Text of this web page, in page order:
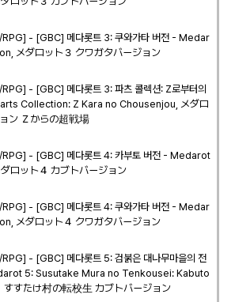
- [GBC] 메다롯트 3: 쿠와가타 버전 - Medar
メダロット３ クワガタバージョン
- [GBC] 메다롯트 3: 파츠 콜렉션: Z로부터의
Collection: Z Kara no Chousenjou, メダロ
ン Ｚからの超戦場
RPG] - [GBC] 메다롯트 4: 카부토 버전 - Medarot
ロット４ カブトバージョン
- [GBC] 메다롯트 4: 쿠와가타 버전 - Medar
メダロット４ クワガタバージョン
- [GBC] 메다롯트 5: 검붉은 대나무마을의 전
5: Susutake Mura no Tenkousei: Kabuto
すたけ村の転校生 カブトバージョン